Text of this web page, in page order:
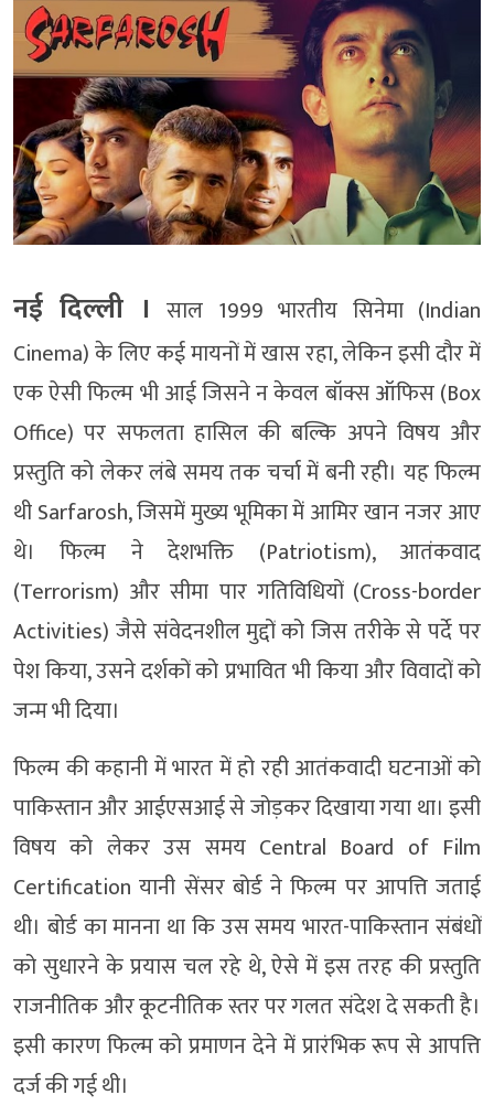
नई दिल्ली । साल 1999 भारतीय सिनेमा (Indian
Cinema) के लिए कई मायनों में खास रहा, लेकिन इसी दौर में
एक ऐसी फिल्म भी आई जिसने न केवल बॉक्स ऑफिस (Box
Office) पर सफलता हासिल की बल्कि अपने विषय और
प्रस्तुति को लेकर लंबे समय तक चर्चा में बनी रही। यह फिल्म
थीSarfarosh, जिसमें मुख्य भूमिका मेंआमिर खाननजर आए
थे। फिल्म ने देशभक्ति (Patriotism), आतंकवाद
(Terrorism) और सीमा पार गतिविधियों (Cross-border
Activities) जैसे संवेदनशील मुद्दों को जिस तरीके से पर्दे पर
पेश किया, उसने दर्शकों को प्रभावित भी किया और विवादों को
जन्म भी दिया।
फिल्म की कहानी में भारत में हो रही आतंकवादी घटनाओं को
पाकिस्तान और आईएसआई से जोड़कर दिखाया गया था। इसी
विषय को लेकर उस समय Central Board of Film
Certification यानी सेंसर बोर्ड ने फिल्म पर आपत्ति जताई
थी। बोर्ड का मानना था कि उस समय भारत-पाकिस्तान संबंधों
को सुधारने के प्रयास चल रहे थे, ऐसे में इस तरह की प्रस्तुति
राजनीतिक और कूटनीतिक स्तर पर गलत संदेश दे सकती है।
इसी कारण फिल्म को प्रमाणन देने में प्रारंभिक रूप से आपत्ति
दर्ज की गई थी।